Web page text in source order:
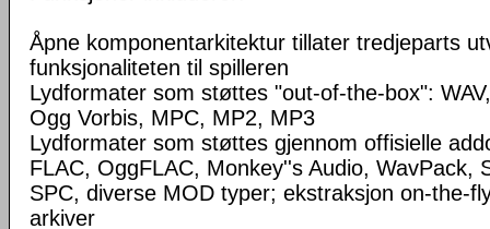
Åpne komponentarkitektur tillater tredjeparts
funksjonaliteten til spilleren
Lydformater som støttes "out-of-the-box":
Ogg Vorbis, MPC, MP2, MP3
Lydformater som støttes gjennom offisielle
FLAC, OggFLAC, Monkey''s Audio, WavPack,
SPC, diverse MOD typer; ekstraksjon on-the-
arkiver